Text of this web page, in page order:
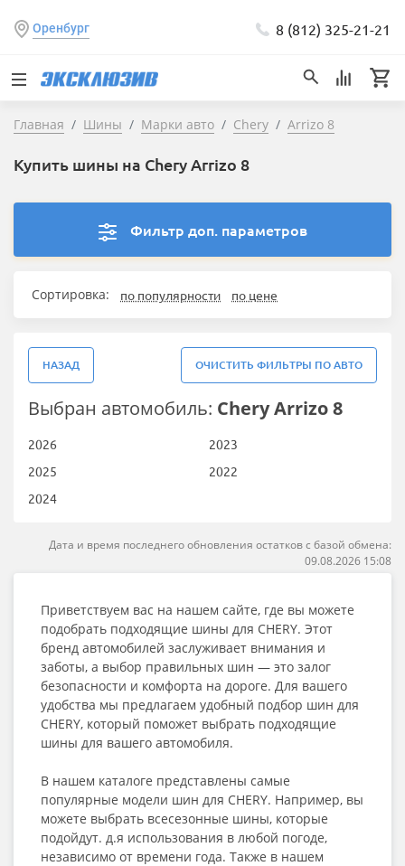
Оренбург 8 (812) 325-21-21
Главная Шины Марки авто Chery Arrizo 8
Купить шины на Chery Arrizo 8
Фильтр доп. параметров
Сортировка: по популярности по цене
НАЗАД ОЧИСТИТЬ ФИЛЬТРЫ ПО АВТО
Выбран автомобиль: Chery Arrizo 8
2026
2025
2024
2023
2022
Дата и время последнего обновления остатков с базой обмена:
09.08.2026 15:08
Приветствуем вас на нашем сайте, где вы можете
подобрать подходящие шины для CHERY. Этот
бренд автомобилей заслуживает внимания и
заботы, а выбор правильных шин — это залог
безопасности и комфорта на дороге. Для вашего
удобства мы предлагаем удобный подбор шин для
CHERY, который поможет выбрать подходящие
шины для вашего автомобиля.
В нашем каталоге представлены самые
популярные модели шин для CHERY. Например, вы
можете выбрать всесезонные шины, которые
подойдут. д.я использования в любой погоде,
независимо от времени года. Также в нашем